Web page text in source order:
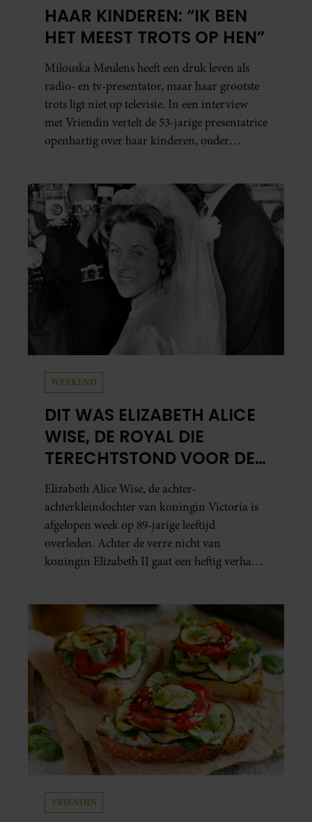
HAAR KINDEREN: “IK BEN
HET MEEST TROTS OP HEN”
Milouska Meulens heeft een druk leven als
radio- en tv-presentator, maar haar grootste
trots ligt niet op televisie. In een interview
met Vriendin vertelt de 53-jarige presentatrice
openhartig over haar kinderen, ouder
welke levenslessen haar vandaag de dag het
meest bezighouden.
WEEKEND
DIT WAS ELIZABETH ALICE
WISE, DE ROYAL DIE
TERECHTSTOND VOOR DE
DOOD VAN HAAR BABY
Elizabeth Alice Wise, de achter-
achterkleindochter van koningin Victoria is
afgelopen week op 89-jarige leeftijd
overleden. Achter de verre nicht van
koningin Elizabeth II gaat een heftig verhaal
VRIENDIN